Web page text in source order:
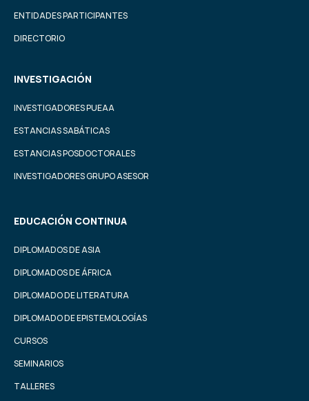
ENTIDADES PARTICIPANTES
DIRECTORIO
INVESTIGACIÓN
INVESTIGADORES PUEAA
ESTANCIAS SABÁTICAS
ESTANCIAS POSDOCTORALES
INVESTIGADORES GRUPO ASESOR
EDUCACIÓN CONTINUA
DIPLOMADOS DE ASIA
DIPLOMADOS DE ÁFRICA
DIPLOMADO DE LITERATURA
DIPLOMADO DE EPISTEMOLOGÍAS
CURSOS
SEMINARIOS
TALLERES